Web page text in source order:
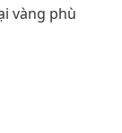
vàng phù